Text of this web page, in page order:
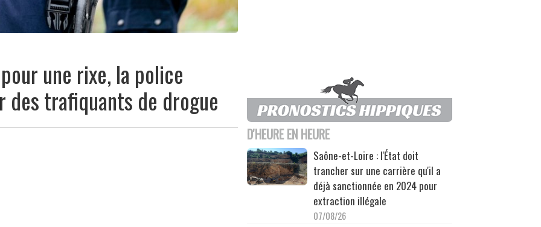
une rixe, la police
trafiquants de drogue
D'HEURE EN HEURE
Saône-et-Loire : l'État doit
trancher sur une carrière qu'il a
déjà sanctionnée en 2024 pour
extraction illégale
07/08/26